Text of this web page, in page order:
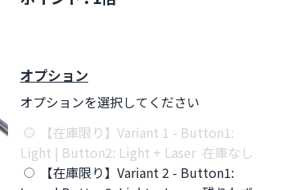
オプション
オプションを選択してください
【在庫限り】Variant 1 - Button1:
Light | Button2: Light + Laser 在庫なし
【在庫限り】Variant 2 - Button1: